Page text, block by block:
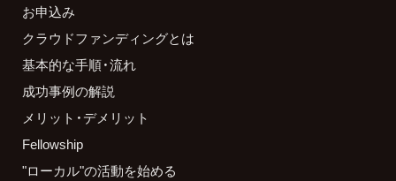
お申込み
クラウドファンディングとは
基本的な手順・流れ
成功事例の解説
メリット・デメリット
Fellowship
"ローカル"の活動を始める